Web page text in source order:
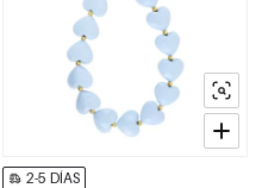
2-5 DÍAS